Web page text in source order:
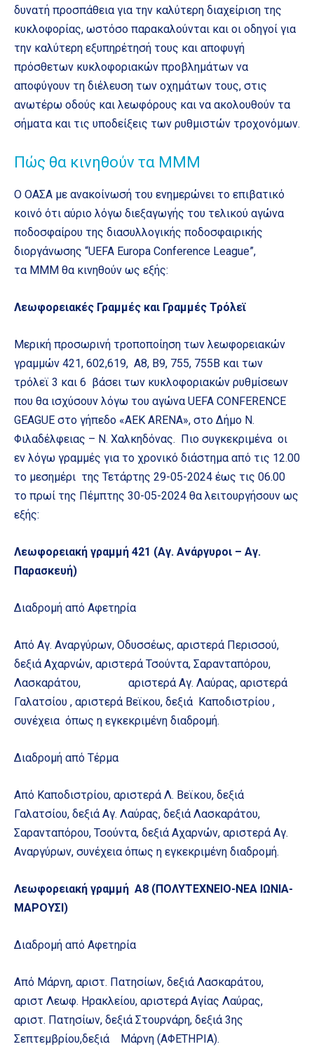
δυνατή προσπάθεια για την καλύτερη διαχείριση της
κυκλοφορίας, ωστόσο παρακαλούνται και οι οδηγοί για
την καλύτερη εξυπηρέτησή τους και αποφυγή
πρόσθετων κυκλοφοριακών προβλημάτων να
αποφύγουν τη διέλευση των οχημάτων τους, στις
ανωτέρω οδούς και λεωφόρους και να ακολουθούν τα
σήματα και τις υποδείξεις των ρυθμιστών τροχονόμων.
Πώς θα κινηθούν τα ΜΜΜ
Ο ΟΑΣΑ με ανακοίνωσή του ενημερώνει το επιβατικό
κοινό ότι αύριο λόγω διεξαγωγής του τελικού αγώνα
ποδοσφαίρου της διασυλλογικής ποδοσφαιρικής
διοργάνωσης “UEFA Europa Conference League”,
τα ΜΜΜ θα κινηθούν ως εξής:
Λεωφορειακές Γραμμές και Γραμμές Τρόλεϊ
Μερική προσωρινή τροποποίηση των λεωφορειακών
γραμμών 421, 602,619, Α8, Β9, 755, 755B και των
τρόλεϊ 3 και 6 βάσει των κυκλοφοριακών ρυθμίσεων
που θα ισχύσουν λόγω του αγώνα UEFA CONFERENCE
GEAGUE στο γήπεδο «ΑΕΚ ARENA», στο Δήμο Ν.
Φιλαδέλφειας – N. Χαλκηδόνας. Πιο συγκεκριμένα οι
εν λόγω γραμμές για το χρονικό διάστημα από τις 12.00
το μεσημέρι της Τετάρτης 29-05-2024 έως τις 06.00
το πρωί της Πέμπτης 30-05-2024 θα λειτουργήσουν ως
εξής:
Λεωφορειακή γραμμή 421 (Αγ. Ανάργυροι – Αγ.
Παρασκευή)
Διαδρομή από Αφετηρία
Από Αγ. Αναργύρων, Οδυσσέως, αριστερά Περισσού,
δεξιά Αχαρνών, αριστερά Τσούντα, Σαρανταπόρου,
Λασκαράτου, αριστερά Αγ. Λαύρας, αριστερά
Γαλατσίου , αριστερά Βεϊκου, δεξιά Καποδιστρίου ,
συνέχεια όπως η εγκεκριμένη διαδρομή.
Διαδρομή από Τέρμα
Από Καποδιστρίου, αριστερά Λ. Βεϊκου, δεξιά
Γαλατσίου, δεξιά Αγ. Λαύρας, δεξιά Λασκαράτου,
Σαρανταπόρου, Τσούντα, δεξιά Αχαρνών, αριστερά Αγ.
Αναργύρων, συνέχεια όπως η εγκεκριμένη διαδρομή.
Λεωφορειακή γραμμή Α8 (ΠΟΛΥΤΕΧΝΕΙΟ-ΝΕΑ ΙΩΝΙΑ-
ΜΑΡΟΥΣΙ)
Διαδρομή από Αφετηρία
Από Μάρνη, αριστ. Πατησίων, δεξιά Λασκαράτου,
αριστ Λεωφ. Ηρακλείου, αριστερά Αγίας Λαύρας,
αριστ. Πατησίων, δεξιά Στουρνάρη, δεξιά 3ης
Σεπτεμβρίου,δεξιά Μάρνη (ΑΦΕΤΗΡΙΑ).